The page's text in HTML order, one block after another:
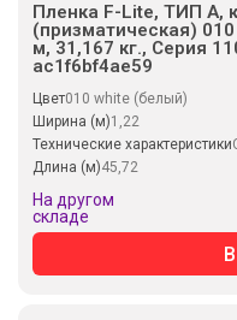
Пленка F-Lite, ТИП А,
(призматическая)
м, 31,167 кг., Серия
ac1f6bf4ae59
Цвет010 white (белый)
Ширина (м)1,22
Технические характеристики
Длина (м)45,72
На другом
складе